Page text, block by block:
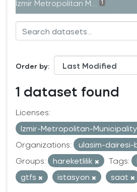
Izmir Metropolitan M... 1
Order by
1 dataset found
Licenses:
Izmir-Metropolitan-
Organizations:
ulasim-dairesi-
Groups:
hareketlilik Tags:
gtfs
istasyon saat